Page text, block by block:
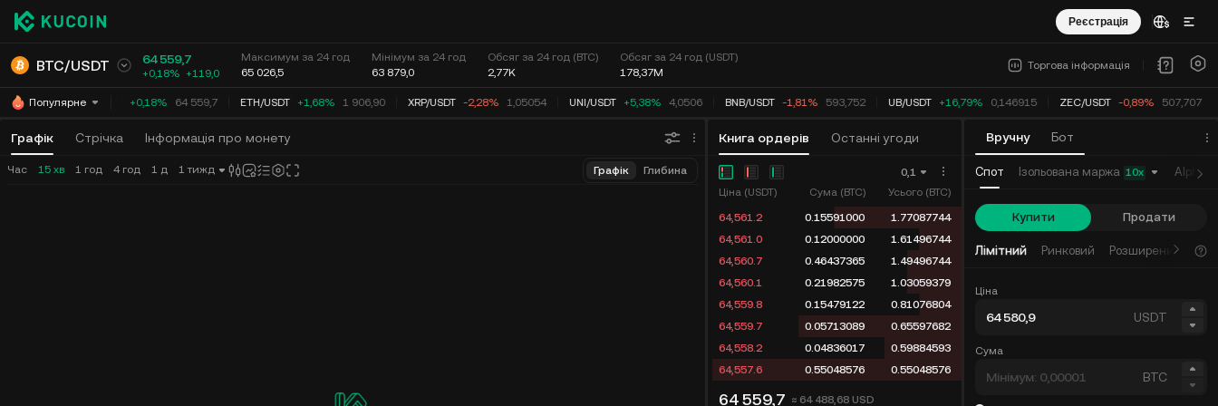
Реєстрація
BTC/USDT 64 559,7
+0,18% +119,0
Максимум за 24 год
65 026,5
Мінімум за 24 год
63 879,0
Обсяг за 24 год (BTC)
2,77K
Обсяг за 24 год (USDT)
178,37M
Торгова інформація
Популярне
BTC USDT +0,18% 64 559,7 ETH/USDT +1,68% 1 906,90 XRP/USDT -2,28% 1,05054 UNI/USDT +5,38% 4,0506 BNB/USDT -1,81% 593,752 UB/USDT +16,79% 0,146915 ZEC/USDT -0,89% 507,707
Графік Стрічка Інформація про монету Книга ордерів Останні угоди Вручну Бот
Час 15 хв 1 год 4 год 1 д 1 тижд Графік Глибина
0,1
Ціна (USDT)
Сума (BTC)
Усього (BTC)
64,561.2
0.15591000
1.77087744
64,561.0
0.12000000
1.61496744
64,560.7
0.46437365
1.49496744
64,560.1
0.21982575
1.03059379
64,559.8
0.15479122
0.81076804
64,559.7
0.05713089
0.65597682
64,558.2
0.04836017
0.59884593
64,557.6
0.55048576 0.55048576
64 559,7 ≈ 64 488,68 USD
Спот Ізольована маржа 10x Alpha
Купити Продати
Лімітний Ринковий Розширений
Ціна
USDT
Сума
BTC